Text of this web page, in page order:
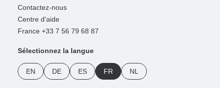
Contactez-nous
Centre d'aide
France +33 7 56 79 68 87
Sélectionnez la langue
EN DE ES FR NL